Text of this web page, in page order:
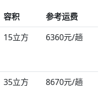
容积
参考运费
15立方 6360元/趟
35立方 8670元/趟